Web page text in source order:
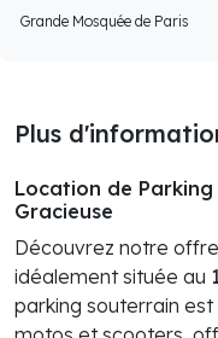
Grande Mosquée de Paris
Plus
Location de
Gracieuse
Découvrez notre
idéalement située au
parking souterrain